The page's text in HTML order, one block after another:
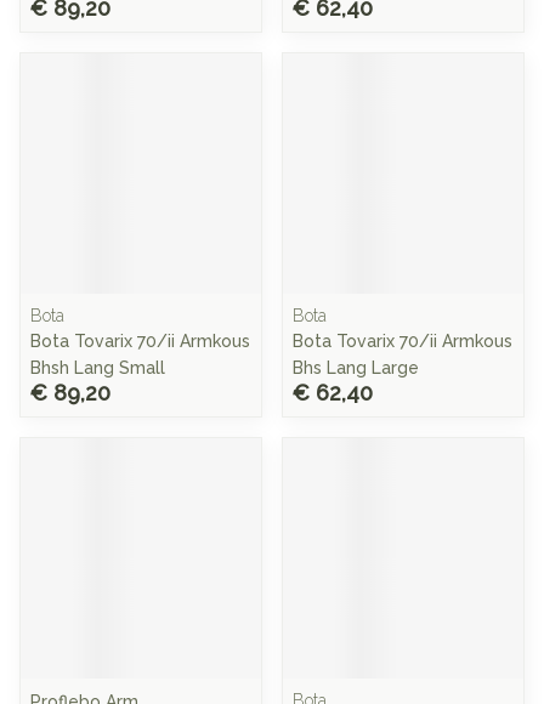
€ 89,20 € 62,40
Bota
Bota Tovarix 70/ii Armkous
Bhsh Lang Small
€ 89,20
Bota
Bota Tovarix 70/ii Armkous
Bhs Lang Large
€ 62,40